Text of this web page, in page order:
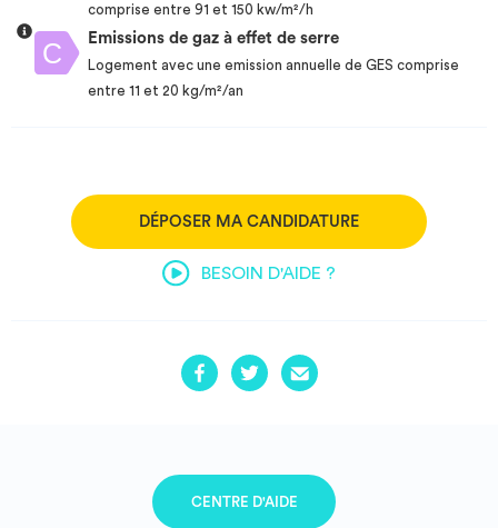
comprise entre 91 et 150 kw/m²/h
Emissions de gaz à effet de serre
Logement avec une emission annuelle de GES comprise
entre 11 et 20 kg/m²/an
DÉPOSER MA CANDIDATURE
BESOIN D'AIDE ?
CENTRE D'AIDE